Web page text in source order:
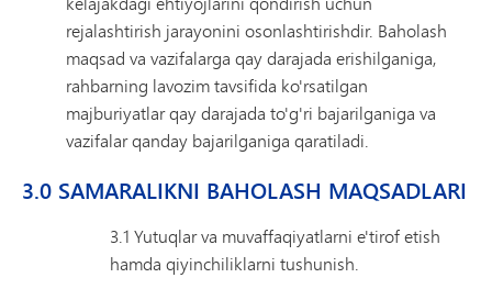
rejalashtirish jarayonini osonlashtirishdir. Baholash
maqsad va vazifalarga qay darajada erishilganiga,
rahbarning lavozim tavsifida ko'rsatilgan
majburiyatlar qay darajada to'g'ri bajarilganiga va
vazifalar qanday bajarilganiga qaratiladi.
3.0 SAMARALIKNI BAHOLASH MAQSADLARI
3.1 Yutuqlar va muvaffaqiyatlarni e'tirof etish
hamda qiyinchiliklarni tushunish.